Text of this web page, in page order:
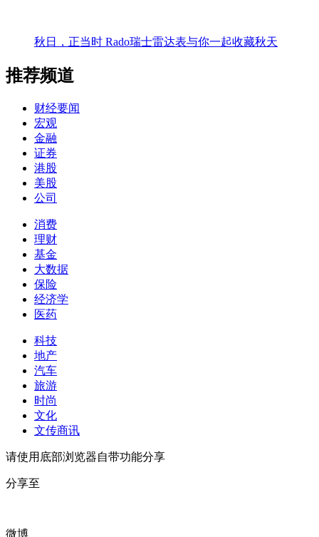
秋日，正当时 Rado瑞士雷达表与你一起收藏秋天
推荐频道
财经要闻
宏观
金融
证券
港股
美股
公司
消费
理财
基金
大数据
保险
经济学
医药
科技
地产
汽车
旅游
时尚
文化
文传商讯
请使用底部浏览器自带功能分享
分享至
微博